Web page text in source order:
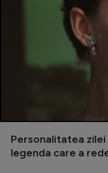
Personalitatea
legenda care a